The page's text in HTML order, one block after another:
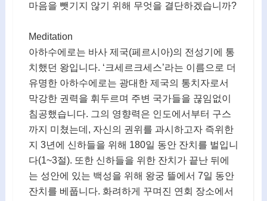
마음을 뺏기지 않기 위해 무엇을 결단하겠습니까?
Meditation
아하수에로는 바사 제국(페르시아)의 전성기에 통
치했던 왕입니다. ‘크세르크세스’라는 이름으로 더
유명한 아하수에로는 광대한 제국의 통치자로서
막강한 권력을 휘두르며 주변 국가들을 끊임없이
침공했습니다. 그의 영향력은 인도에서부터 구스
까지 미쳤는데, 자신의 권위를 과시하고자 즉위한
지 3년에 신하들을 위해 180일 동안 잔치를 벌입니
다(1~3절). 또한 신하들을 위한 잔치가 끝난 뒤에
는 성안에 있는 백성을 위해 왕궁 뜰에서 7일 동안
잔치를 베풉니다. 화려하게 꾸며진 연회 장소에서